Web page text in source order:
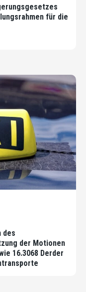
für die
des
der Motionen
16.3068 Derder